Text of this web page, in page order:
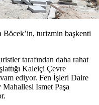
turizmin başkenti
tarafından daha rahat
Kaleiçi Çevre
ediyor. Fen İşleri Daire
İsmet Paşa